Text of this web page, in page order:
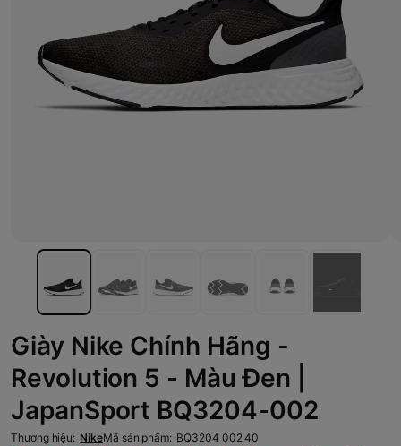
Giày Nike Chính Hãng -
Revolution 5 - Màu Đen |
JapanSport BQ3204-002
Thương hiệu: NikeMã sản phẩm: BQ3204 002 40